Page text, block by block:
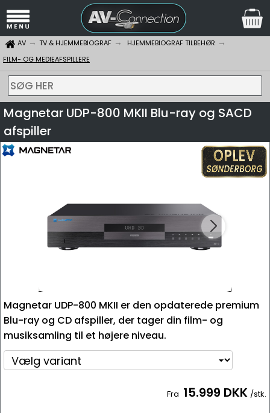
AV TV & HJEMMEBIOGRAF
HJEMMEBIOGRAF TILBEHØR
FILM- OG MEDIEAFSPILLERE
SØG HER
Magnetar UDP-800 MKII Blu-ray og SACD
afspiller
Magnetar UDP-800 MKII er den opdaterede premium
Blu-ray og CD afspiller, der tager din film- og
musiksamling til et højere niveau.
Fra 15.999 DKK /stk.